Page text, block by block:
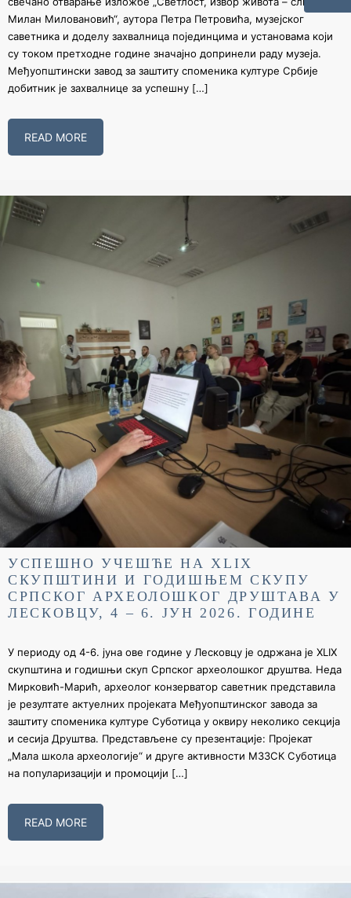
Милан Миловановић“, аутора Петра Петровића, музејског
саветника и доделу захвалница појединцима и установама који
су током претходне године значајно допринели раду музеја.
Међуопштински завод за заштиту споменика културе Србије
добитник је захвалнице за успешну […]
READ MORE
УСПЕШНО УЧЕШЋЕ НА XLIX
СКУПШТИНИ И ГОДИШЊЕМ СКУПУ
СРПСКОГ АРХЕОЛОШКОГ ДРУШТАВА У
ЛЕСКОВЦУ, 4 – 6. ЈУН 2026. ГОДИНЕ
У периоду од 4-6. јуна ове године у Лесковцу је одржана је XLIX
скупштина и годишњи скуп Српског археолошког друштва. Неда
Мирковић-Марић, археолог конзерватор саветник представила
је резултате актуелних пројеката Међуопштинског завода за
заштиту споменика културе Суботица у оквиру неколико секција
и сесија Друштва. Представљене су презентације: Пројекат
„Мала школа археологије“ и друге активности МЗЗСК Суботица
на популаризацији и промоцији […]
READ MORE